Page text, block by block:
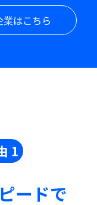
はこちら
1
ードで